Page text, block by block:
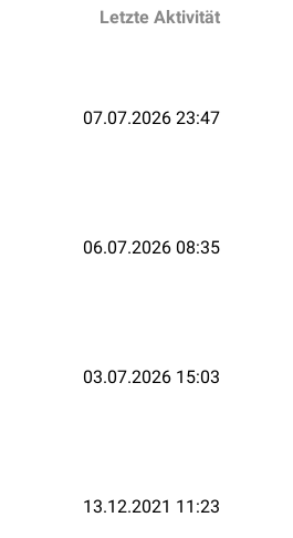
Letzte Aktivität
07.07.2026 23:47
06.07.2026 08:35
03.07.2026 15:03
13.12.2021 11:23